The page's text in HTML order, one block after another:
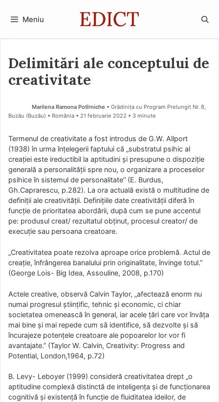
Meniu
Delimitări ale conceptului de
creativitate
Marilena Ramona Potîrniche • Grădinița cu Program Prelungit Nr. 8,
Buzău (Buzău) • România
21 februarie 2022 • 3 minute
Termenul de creativitate a fost introdus de G.W. Allport
(1938) în urma înţelegerii faptului că „substratul psihic al
creaţiei este ireductibil la aptitudini şi presupune o dispoziție
generală a personalității spre nou, o organizare a proceselor
psihice în sistemul de personalitate” (E. Burdus,
Gh.Caprarescu, p.282). La ora actuală există o multitudine de
definiții ale creativității. Definițiile date creativității diferă în
funcție de prioritatea abordării, după cum se pune accentul
pe: produsul creat/ rezultatul obținut, procesul creator/ de
execuție sau persoana creatoare.
„Creativitatea poate rezolva aproape orice problemă. Actul de
creaţie, înfrângerea banalului prin originalitate, învinge totul.”
(George Lois- Big Idea, Assouline, 2008, p.170)
Actele creative, observă Calvin Taylor, „afectează enorm nu
numai progresul ştiinţific, tehnic şi economic, ci chiar
societatea omenească în general, iar acele ţări care vor învăţa
mai bine şi mai repede cum să identifice, să dezvolte şi să
încurajeze potenţele creatoare ale popoarelor lor vor fi
avantajate.” (Taylor W. Calvin, Creativity: Progress and
Potential, London,1964, p.72)
B. Levy- Leboyer (1999) consideră creativitatea drept „o
aptitudine complexă distinctă de inteligenţa şi de funcţionarea
cognitivă şi existenţă în funcţie de fluiditatea ideilor, de